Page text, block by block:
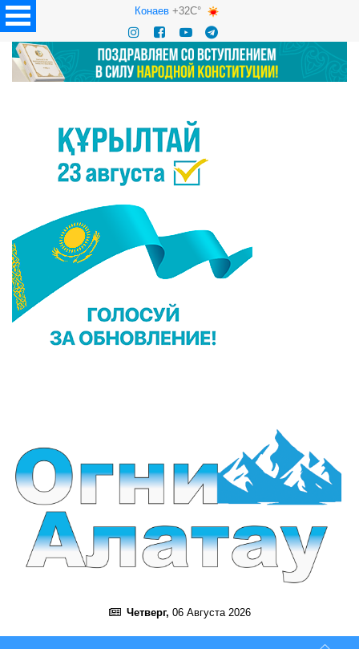
Конаев+32C°
Четверг, 06 Августа 2026